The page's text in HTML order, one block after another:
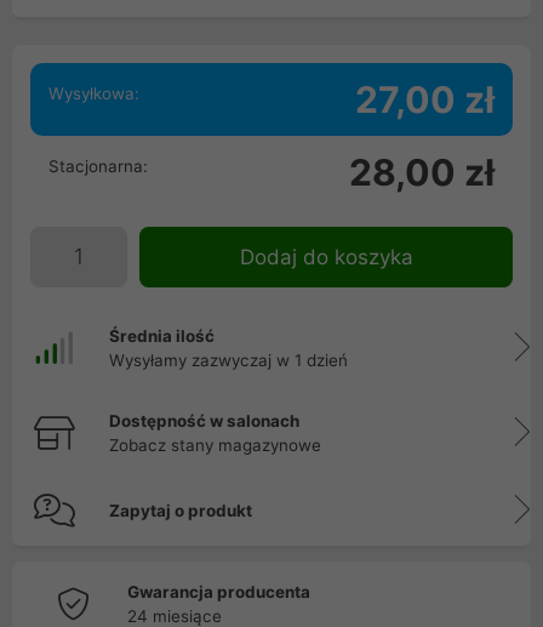
Wysyłkowa: 27,00 zł
Stacjonarna: 28,00 zł
Dodaj do koszyka
Średnia ilość
Wysyłamy zazwyczaj w 1 dzień
Dostępność w salonach
Zobacz stany magazynowe
Zapytaj o produkt
Gwarancja producenta
24 miesiące